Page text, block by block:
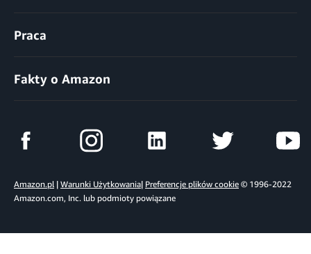
Praca
Fakty o Amazon
Amazon.pl | Warunki Użytkowania| Preferencje plików cookie © 1996-2022
Amazon.com, Inc. lub podmioty powiązane